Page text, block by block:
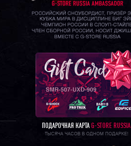
ПОДАРОЧНАЯ КАРТА G-STORE RUSSIA
ТЫСЯЧА ЧАСОВ В ОДНОМ ПОДАРКЕ!